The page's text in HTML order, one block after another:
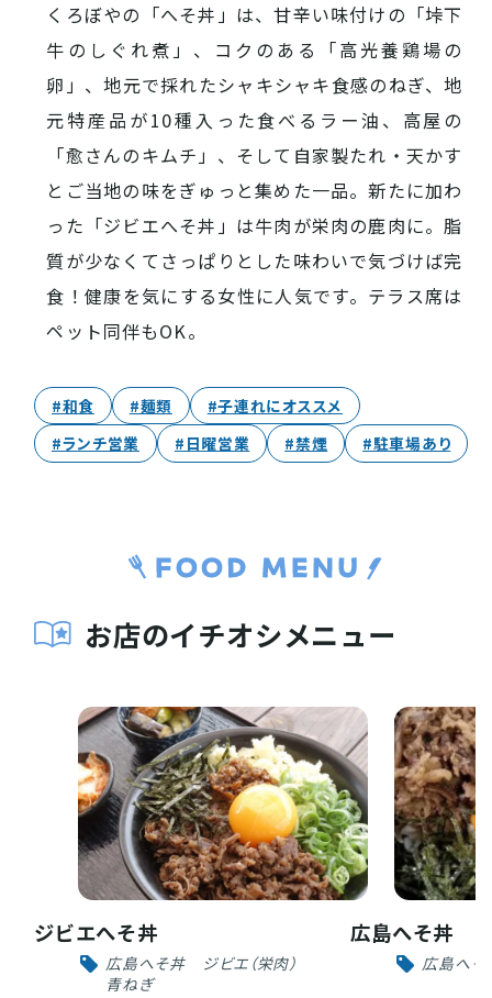
くろぼやの「へそ丼」は、甘辛い味付けの「垰下
牛のしぐれ煮」、コクのある「高光養鶏場の
卵」、地元で採れたシャキシャキ食感のねぎ、地
元特産品が10種入った食べるラー油、高屋の
「愈さんのキムチ」、そして自家製たれ・天かす
とご当地の味をぎゅっと集めた一品。新たに加わ
った「ジビエへそ丼」は牛肉が栄肉の鹿肉に。脂
質が少なくてさっぱりとした味わいで気づけば完
食！健康を気にする女性に人気です。テラス席は
ペット同伴もOK。
#和食 #麺類
#子連れにオススメ
#ランチ営業
#日曜営業 #禁煙 #駐車場あり
お店のイチオシメニュー
ジビエへそ丼
広島へそ丼
ジビエ（栄肉）
青ねぎ
広島へそ丼
広島へそ
特集記事
その他注目コンテンツ
お役立ち情報
INFORMATION